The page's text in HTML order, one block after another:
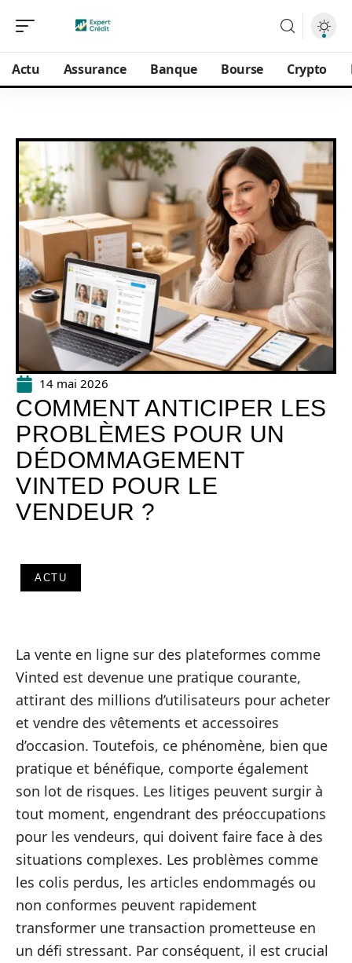
Actu Assurance Banque Bourse Crypto
14 mai 2026
COMMENT ANTICIPER LES
PROBLÈMES POUR UN
DÉDOMMAGEMENT
VINTED POUR LE
VENDEUR ?
ACTU
La vente en ligne sur des plateformes comme
Vinted est devenue une pratique courante,
attirant des millions d’utilisateurs pour acheter
et vendre des vêtements et accessoires
d’occasion. Toutefois, ce phénomène, bien que
pratique et bénéfique, comporte également
son lot de risques. Les litiges peuvent surgir à
tout moment, engendrant des préoccupations
pour les vendeurs, qui doivent faire face à des
situations complexes. Les problèmes comme
les colis perdus, les articles endommagés ou
non conformes peuvent rapidement
transformer une transaction prometteuse en
un défi stressant. Par conséquent, il est crucial